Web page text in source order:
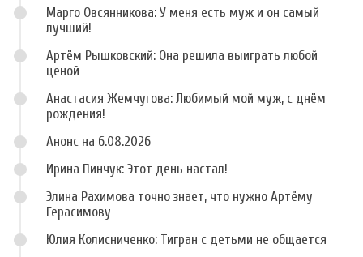
Марго Овсянникова: У меня есть муж и он самый
лучший!
Артём Рышковский: Она решила выиграть любой
ценой
Анастасия Жемчугова: Любимый мой муж, с днём
рождения!
Анонс на 6.08.2026
Ирина Пинчук: Этот день настал!
Элина Рахимова точно знает, что нужно Артёму
Герасимову
Юлия Колисниченко: Тигран с детьми не общается